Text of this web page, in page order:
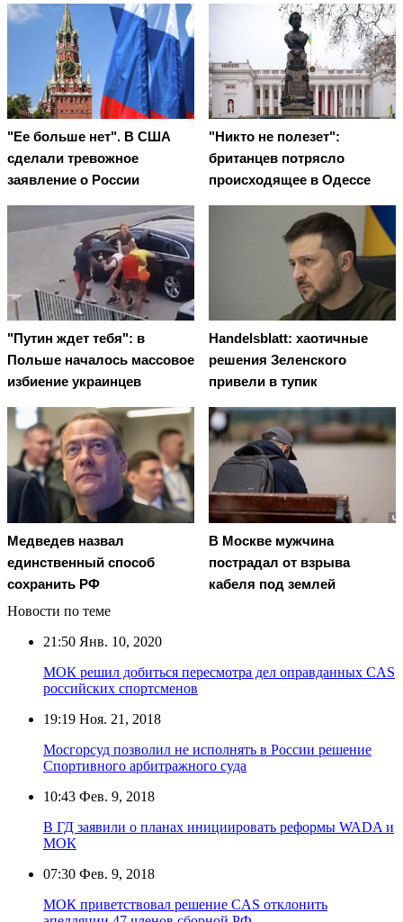
"Ее больше нет". В США
сделали тревожное
заявление о России
"Никто не полезет":
британцев потрясло
происходящее в Одессе
"Путин ждет тебя": в
Польше началось массовое
избиение украинцев
Handelsblatt: хаотичные
решения Зеленского
привели в тупик
Медведев назвал
единственный способ
сохранить РФ
В Москве мужчина
пострадал от взрыва
кабеля под землей
Новости по теме
21:50 Янв. 10, 2020
МОК решил добиться пересмотра дел оправданных CAS
российских спортсменов
19:19 Ноя. 21, 2018
Мосгорсуд позволил не исполнять в России решение
Спортивного арбитражного суда
10:43 Фев. 9, 2018
В ГД заявили о планах инициировать реформы WADA и
МОК
07:30 Фев. 9, 2018
МОК приветствовал решение CAS отклонить